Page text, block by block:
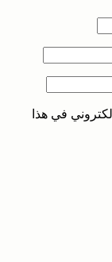
في هذا